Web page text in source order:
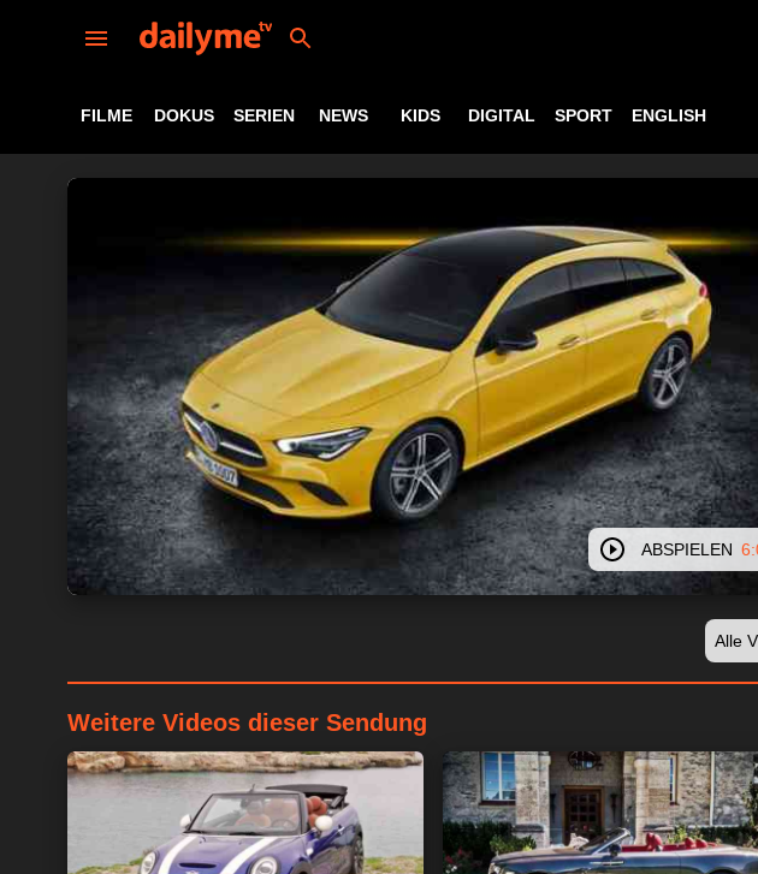
FILME DOKUS SERIEN NEWS KIDS DIGITAL SPORT ENGLISH
ABSPIELEN
Alle
Weitere Videos dieser Sendung